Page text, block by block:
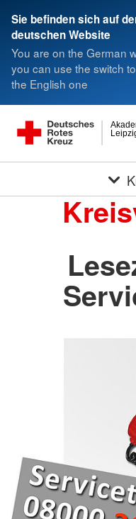
Sie befinden sich auf
deutschen Website
You are on the German
you can use the switch
the English one